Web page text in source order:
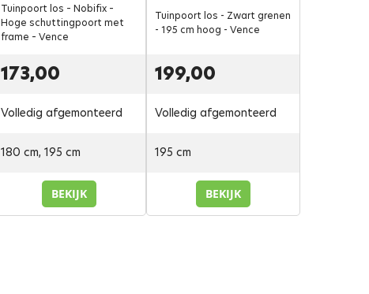
Tuinpoort los – Nobifix –
Hoge schuttingpoort met
frame – Vence
173,00
Volledig afgemonteerd
180 cm, 195 cm
BEKIJK
Tuinpoort los - Zwart grenen
- 195 cm hoog - Vence
199,00
Volledig afgemonteerd
195 cm
BEKIJK